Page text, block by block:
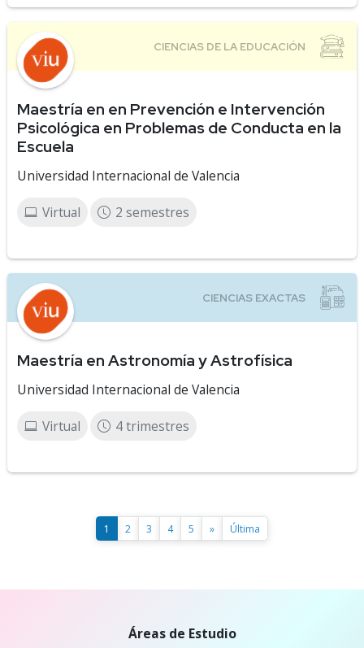
Maestría en en Prevención e Intervención
Psicológica en Problemas de Conducta en la
Escuela
Universidad Internacional de Valencia
Virtual 2 semestres
Maestría en Astronomía y Astrofísica
Universidad Internacional de Valencia
Virtual 4 trimestres
1 2 3 4 5 » Última
Áreas de Estudio